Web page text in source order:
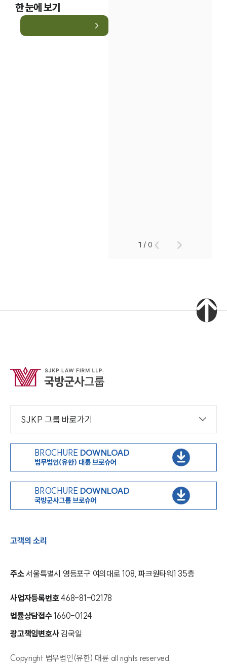
한 눈에 보기
1 /0
SJKP 그룹 바로가기
BROCHURE DOWNLOAD
법무법인(유한) 대륜 브로슈어
BROCHURE DOWNLOAD
국방군사그룹 브로슈어
고객의 소리
주소서울특별시 영등포구 여의대로 108, 파크원타워1 35층
사업자등록번호468-81-02178
법률상담접수1660-0124
광고책임변호사 김국일
Copyright 법무법인(유한) 대륜 all rights reserved